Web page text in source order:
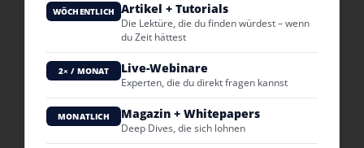
WÖCHENTLICH Artikel + Tutorials
Die Lektüre, die du finden würdest – wenn
du Zeit hättest
2× / MONAT Live-Webinare
Experten, die du direkt fragen kannst
MONATLICH Magazin + Whitepapers
Deep Dives, die sich lohnen